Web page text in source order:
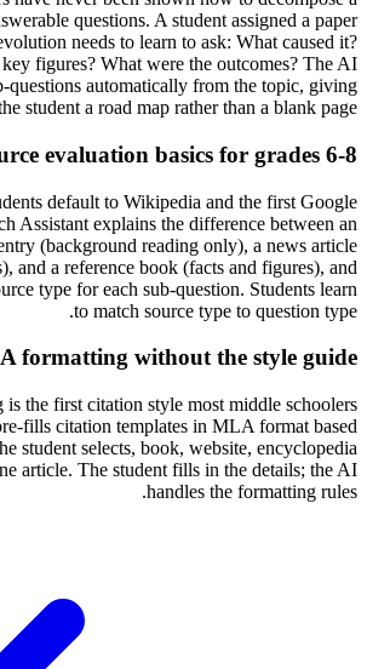
questions. A student assigned a paper
needs to learn to ask: What caused it?
figures? What were the outcomes? The AI
questions automatically from the topic, giving
student a road map rather than a blank page.
evaluation basics for grades 6-8
default to Wikipedia and the first Google
Assistant explains the difference between an
(background reading only), a news article
and a reference book (facts and figures), and
type for each sub-question. Students learn
to match source type to question type.
formatting without the style guide
the first citation style most middle schoolers
fills citation templates in MLA format based
student selects, book, website, encyclopedia
article. The student fills in the details; the AI
handles the formatting rules.